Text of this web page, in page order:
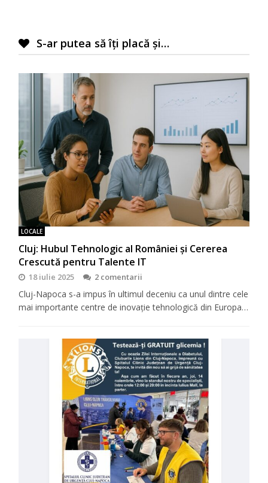
S-ar putea să îți placă și…
LOCALE
Cluj: Hubul Tehnologic al României și Cererea
Crescută pentru Talente IT
18 iulie 2025 2 comentarii
Cluj-Napoca s-a impus în ultimul deceniu ca unul dintre cele
mai importante centre de inovație tehnologică din Europa…